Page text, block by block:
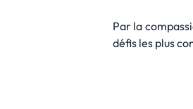
Par la
défis les plus